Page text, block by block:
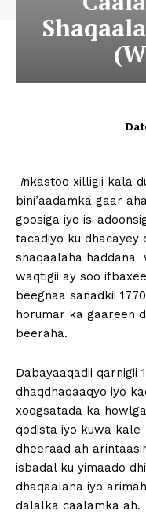
Inkastoo xilligii kala
bini’aadamka gaar
goosiga iyo is-
tacadiyo ku dhacayey
shaqaalaha haddana
waqtigii ay soo
beegnaa sanadkii
horumar ka gaareen
beeraha.
Dabayaaqadii qarnigii
dhaqdhaqaaqyo iyo
xoogsatada ka
qodista iyo kuwa kale
dheeraad ah
isbadal ku yimaado
dhaqaalaha iyo
dalalka caalamka ah.